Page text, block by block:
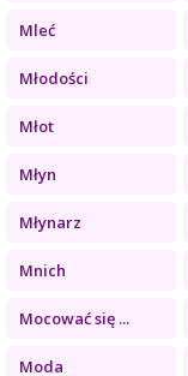
Mleć
Młodości
Młot
Młyn
Młynarz
Mnich
Mocować się ...
Moda